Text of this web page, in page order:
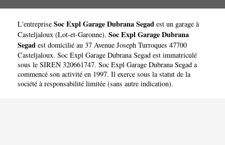
SEGAD
L'entreprise Soc Expl Garage Dubrana Segad est un garage à
Casteljaloux (Lot-et-Garonne). Soc Expl Garage Dubrana
Segad est domicilié au 37 Avenue Joseph Turroques 47700
Casteljaloux. Soc Expl Garage Dubrana Segad est immatriculé
sous le SIREN 320661747. Soc Expl Garage Dubrana Segad a
commencé son activité en 1997. Il exerce sous la statut de la
société à responsabilité limitée (sans autre indication).